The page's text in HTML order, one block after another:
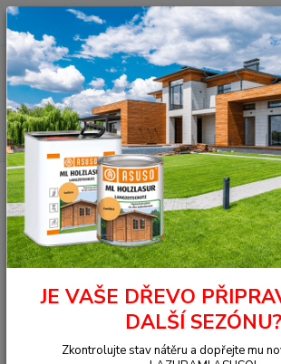
+420 377 441 961
Úvod OSMO - přírodní oleje Na dřevo uvnitř
2K Olej na dřevo
6118 2K Olej na dřevo světle
6118 2K Olej na dřevo
šedá 0,375 l
JE VAŠE DŘEVO
DALŠÍ SEZÓNU?
Zkontrolujte stav nátěru a dopřejte mu